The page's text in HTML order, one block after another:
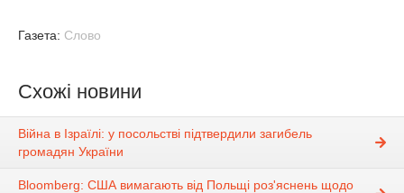
Газета: Слово
Схожі новини
Війна в Ізраїлі: у посольстві підтвердили загибель
громадян України
Bloomberg: США вимагають від Польщі роз'яснень щодо